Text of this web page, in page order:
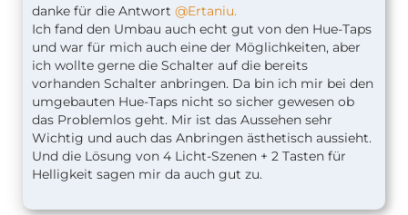
danke für die Antwort @Ertaniu.
Ich fand den Umbau auch echt gut von den Hue-Taps
und war für mich auch eine der Möglichkeiten, aber
ich wollte gerne die Schalter auf die bereits
vorhanden Schalter anbringen. Da bin ich mir bei den
umgebauten Hue-Taps nicht so sicher gewesen ob
das Problemlos geht. Mir ist das Aussehen sehr
Wichtig und auch das Anbringen ästhetisch aussieht.
Und die Lösung von 4 Licht-Szenen + 2 Tasten für
Helligkeit sagen mir da auch gut zu.